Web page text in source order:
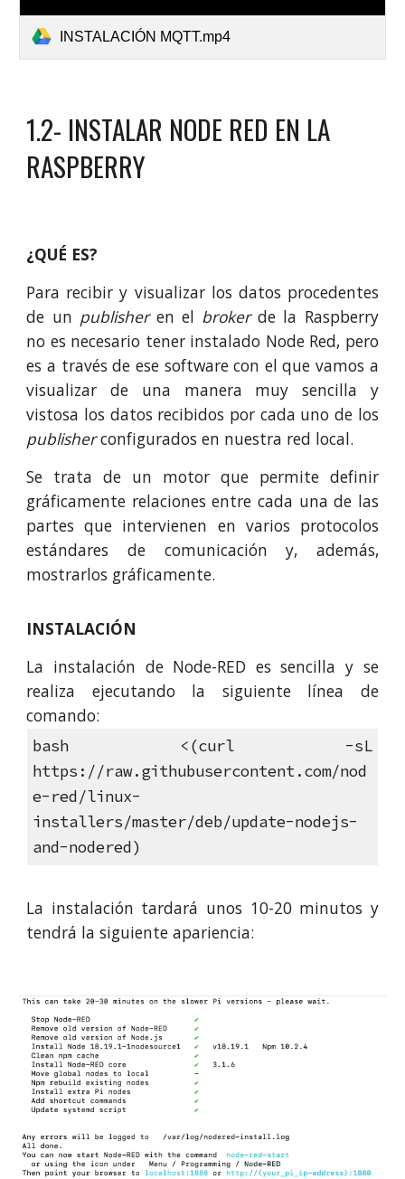
INSTALACIÓN MQTT.mp4
1.2- INSTALAR NODE RED EN LA
RASPBERRY
¿QUÉ ES?
Para recibir y visualizar los datos procedentes
de un publisheren el brokerde la Raspberry
no es necesario tener instalado Node Red, pero
es a través de ese software con el que vamos a
visualizar de una manera muy sencilla y
vistosa los datos recibidos por cada uno de los
publisherconfigurados en nuestra red local.
Se trata de un motor que permite definir
gráficamente relaciones entre cada una de las
partes que intervienen en varios protocolos
estándares de comunicación y, además,
mostrarlos gráficamente.
INSTALACIÓN
La instalación de Node-RED es sencilla y se
realiza ejecutando la siguiente línea de
comando:
bash <(curl -sL
https://raw.githubusercontent.com/nod
e-red/linux-
installers/master/deb/update-nodejs-
and-nodered)
La instalación tardará unos 10-20 minutos y
tendrá la siguiente apariencia: